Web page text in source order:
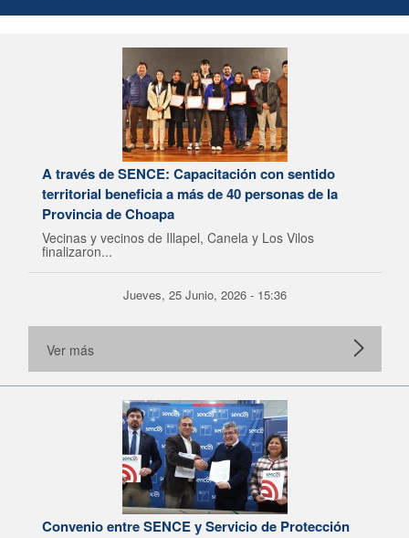
A través de SENCE: Capacitación con sentido
territorial beneficia a más de 40 personas de la
Provincia de Choapa
Vecinas y vecinos de Illapel, Canela y Los Vilos
finalizaron...
Jueves, 25 Junio, 2026 - 15:36
Ver más
Convenio entre SENCE y Servicio de Protección